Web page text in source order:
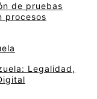
de pruebas
procesos
Legalidad,